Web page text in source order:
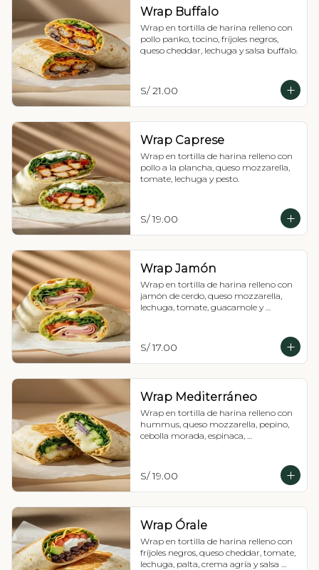
Wrap Buffalo
Wrap en tortilla de harina relleno con
pollo panko, tocino, fríjoles negros,
queso cheddar, lechuga y salsa buffalo.
S/ 21.00
Wrap Caprese
Wrap en tortilla de harina relleno con
pollo a la plancha, queso mozzarella,
tomate, lechuga y pesto.
S/ 19.00
Wrap Jamón
Wrap en tortilla de harina relleno con
jamón de cerdo, queso mozzarella,
lechuga, tomate, guacamole y
S/ 17.00
Wrap Mediterráneo
Wrap en tortilla de harina relleno con
hummus, queso mozzarella, pepino,
cebolla morada, espinaca,
S/ 19.00
Wrap Órale
Wrap en tortilla de harina relleno con
fríjoles negros, queso cheddar, tomate,
lechuga, palta, crema agría y salsa